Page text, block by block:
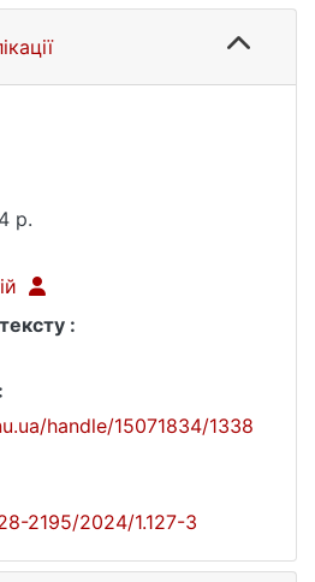
р.
:
handle/15071834/1338
2195/2024/1.127-3